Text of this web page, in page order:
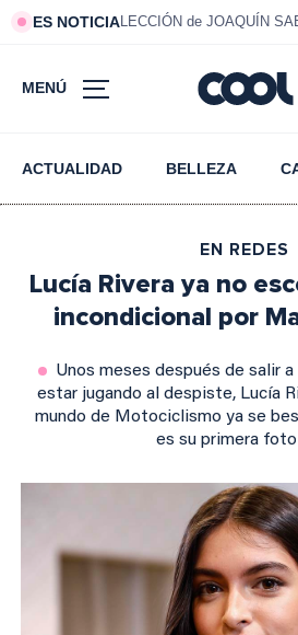
ES NOTICIALECCIÓN de JOAQUÍN
MENÚ
ACTUALIDAD BELLEZA
EN REDES
Lucía Rivera ya no
incondicional por
Unos meses después de salir
estar jugando al despiste, Lucía
mundo de Motociclismo ya se
es su primera